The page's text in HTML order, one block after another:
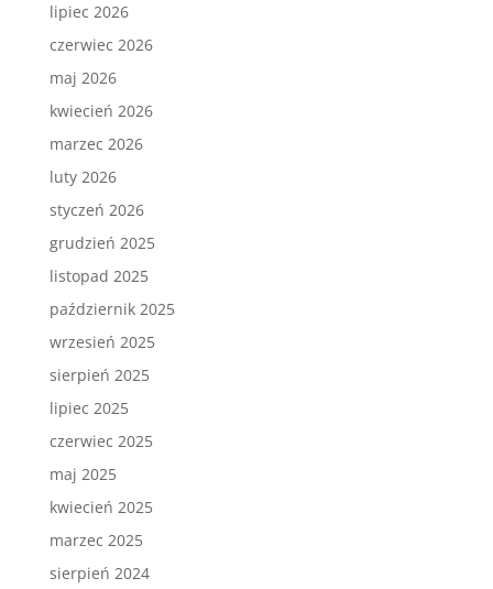
lipiec 2026
czerwiec 2026
maj 2026
kwiecień 2026
marzec 2026
luty 2026
styczeń 2026
grudzień 2025
listopad 2025
październik 2025
wrzesień 2025
sierpień 2025
lipiec 2025
czerwiec 2025
maj 2025
kwiecień 2025
marzec 2025
sierpień 2024